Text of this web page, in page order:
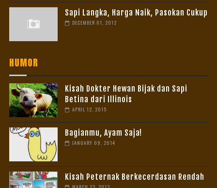
Sapi Langka, Harga Naik, Pasokan Cukup
DECEMBER 01, 2012
HUMOR
Kisah Dokter Hewan Bijak dan Sapi
Betina dari Illinois
APRIL 12, 2015
Bagianmu, Ayam Saja!
JANUARY 09, 2014
Kisah Peternak Berkecerdasan Rendah